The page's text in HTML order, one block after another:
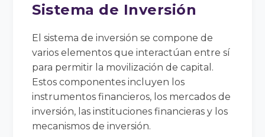
Sistema de Inversión
El sistema de inversión se compone de
varios elementos que interactúan entre sí
para permitir la movilización de capital.
Estos componentes incluyen los
instrumentos financieros, los mercados de
inversión, las instituciones financieras y los
mecanismos de inversión.